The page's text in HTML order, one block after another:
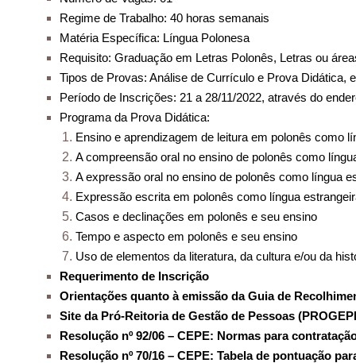
Regime de Trabalho: 40 horas semanais
Matéria Específica: Língua Polonesa
Requisito: Graduação em Letras Polonês, Letras ou
Tipos de Provas: Análise de Currículo e Prova
Período de Inscrições: 21 a 28/11/2022, através do
Programa da Prova Didática:
Ensino e aprendizagem de leitura em polonês como
A compreensão oral no ensino de polonês como
A expressão oral no ensino de polonês como língua
Expressão escrita em polonês como língua
Casos e declinações em polonês e seu ensino
Tempo e aspecto em polonês e seu ensino
Uso de elementos da literatura, da cultura e/ou da
Requerimento de Inscrição
Orientações quanto à emissão da Guia de
Site da Pró-Reitoria de Gestão de Pessoas
Resolução nº 92/06 – CEPE: Normas para
Resolução nº 70/16 – CEPE: Tabela de pontuação